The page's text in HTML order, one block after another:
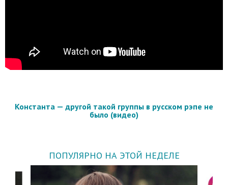
Константа — другой такой группы в русском рэпе не
было (видео)
ПОПУЛЯРНО НА ЭТОЙ НЕДЕЛЕ